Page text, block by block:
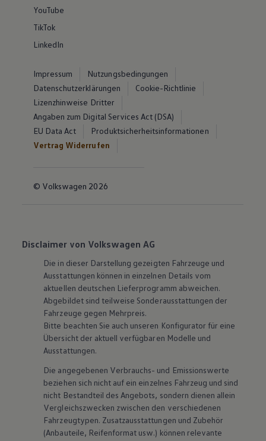
YouTube
TikTok
LinkedIn
Impressum
Nutzungsbedingungen
Datenschutzerklärungen
Cookie-Richtlinie
Lizenzhinweise Dritter
Angaben zum Digital Services Act (DSA)
EU Data Act
Produktsicherheitsinformationen
Vertrag Widerrufen
© Volkswagen 2026
Disclaimer von Volkswagen AG
Die in dieser Darstellung gezeigten Fahrzeuge und
Ausstattungen können in einzelnen Details vom
aktuellen deutschen Lieferprogramm abweichen.
Abgebildet sind teilweise Sonderausstattungen der
Fahrzeuge gegen Mehrpreis.
Bitte beachten Sie auch unseren Konfigurator für eine
Übersicht der aktuell verfügbaren Modelle und
Ausstattungen.
Die angegebenen Verbrauchs- und Emissionswerte
beziehen sich nicht auf ein einzelnes Fahrzeug und sind
nicht Bestandteil des Angebots, sondern dienen allein
Vergleichszwecken zwischen den verschiedenen
Fahrzeugtypen. Zusatzausstattungen und Zubehör
(Anbauteile, Reifenformat usw.) können relevante